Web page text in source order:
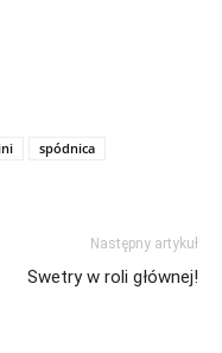
spódnica
Następny artykuł
Swetry w roli głównej!